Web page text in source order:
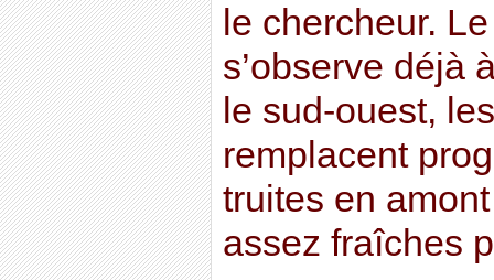
le chercheur.
s’observe déjà
le sud-ouest,
remplacent
truites en
assez fraîches